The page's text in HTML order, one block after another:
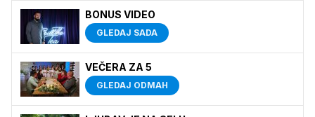
BONUS VIDEO
GLEDAJ SADA
VEČERA ZA 5
GLEDAJ ODMAH